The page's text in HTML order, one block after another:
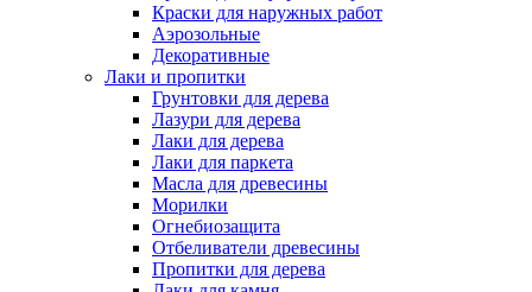
Краски для наружных работ
Аэрозольные
Декоративные
Лаки и пропитки
Грунтовки для дерева
Лазури для дерева
Лаки для дерева
Лаки для паркета
Масла для древесины
Морилки
Огнебиозащита
Отбеливатели древесины
Пропитки для дерева